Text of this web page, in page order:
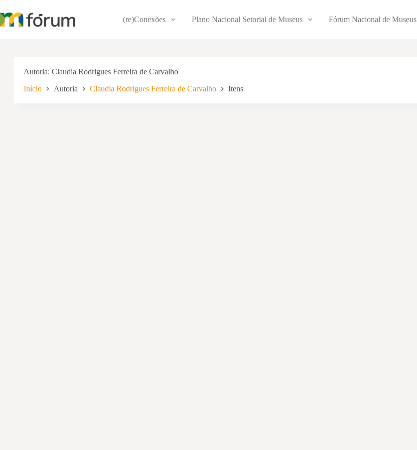
para
o
(re)Conexões Plano Nacional Setorial de Museus Fórum Nacional de Museus
Autoria Claudia Rodrigues Ferreira de Carvalho
Início Autoria Claudia Rodrigues Ferreira de Carvalho Itens